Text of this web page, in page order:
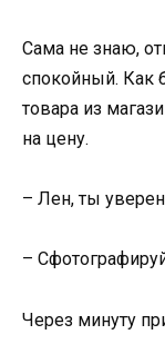
Сама не знаю,
спокойный. Как
товара из
на цену.
– Лен, ты
–
Через минуту